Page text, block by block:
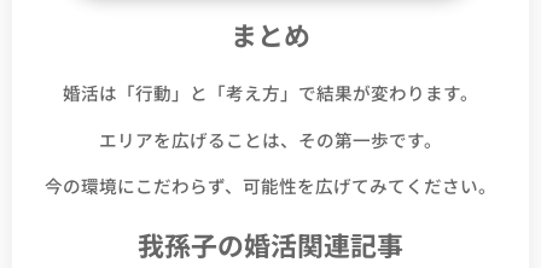
まとめ
婚活は「行動」と「考え方」で結果が変わります。
エリアを広げることは、その第一歩です。
今の環境にこだわらず、可能性を広げてみてください。
我孫子の婚活関連記事